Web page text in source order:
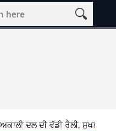
ਵੱਡੀ ਰੈਲੀ, ਸੁਖਬੀਰ ਬਾਦਲ ਨੇ